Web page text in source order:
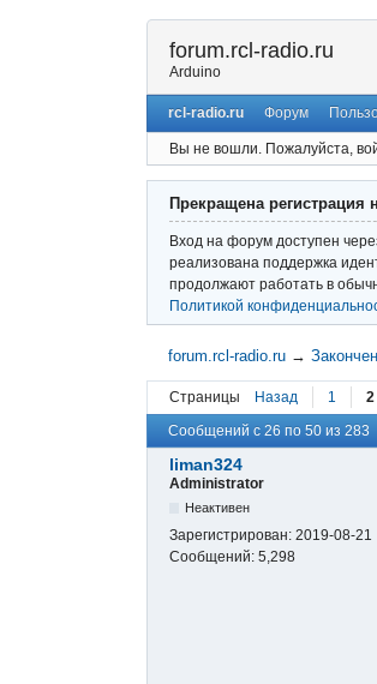
forum.rcl-radio.ru
Arduino
rcl-radio.ru Форум
Вы не вошли. Пожалуйста,
Прекращена
Вход на форум доступен
реализована поддержка
продолжают работать в
Политикой
forum.rcl-radio.ru →
Страницы Назад 1 2
Сообщений с 26 по 50 из 283
liman324
Administrator
Неактивен
Зарегистрирован: 2019-08-21
Сообщений: 5,298